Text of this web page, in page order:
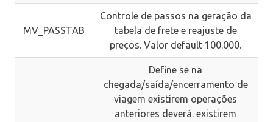
MV_PASSTAB
Controle de passos na geração da
tabela de frete e reajuste de
preços. Valor default 100.000.
Define se na
chegada/saída/encerramento de
viagem existirem operações
anteriores deverá. existirem